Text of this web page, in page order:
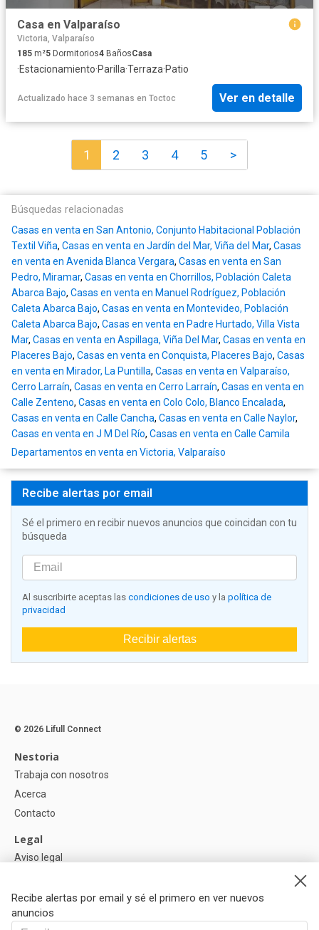
Casa en Valparaíso
Victoria, Valparaíso
185 m²5 Dormitorios4 BañosCasa
·Estacionamiento·Parilla·Terraza·Patio
Actualizado hace 3 semanas en Toctoc Ver en detalle
1 2 3 4 5 >
Búsquedas relacionadas
Casas en venta en San Antonio, Conjunto Habitacional Población
Textil Viña, Casas en venta en Jardín del Mar, Viña del Mar, Casas
en venta en Avenida Blanca Vergara, Casas en venta en San
Pedro, Miramar, Casas en venta en Chorrillos, Población Caleta
Abarca Bajo, Casas en venta en Manuel Rodríguez, Población
Caleta Abarca Bajo, Casas en venta en Montevideo, Población
Caleta Abarca Bajo, Casas en venta en Padre Hurtado, Villa Vista
Mar, Casas en venta en Aspillaga, Viña Del Mar, Casas en venta en
Placeres Bajo, Casas en venta en Conquista, Placeres Bajo, Casas
en venta en Mirador, La Puntilla, Casas en venta en Valparaíso,
Cerro Larraín, Casas en venta en Cerro Larraín, Casas en venta en
Calle Zenteno, Casas en venta en Colo Colo, Blanco Encalada,
Casas en venta en Calle Cancha, Casas en venta en Calle Naylor,
Casas en venta en J M Del Río, Casas en venta en Calle Camila
Departamentos en venta en Victoria, Valparaíso
Recibe alertas por email
Sé el primero en recibir nuevos anuncios que coincidan con tu
búsqueda
Al suscribirte aceptas las condiciones de uso y la política de
privacidad
Recibir alertas
Recibe alertas por email y sé el primero en ver nuevos
anuncios
© 2026 Lifull Connect
Nestoria
Trabaja con nosotros
Acerca
Contacto
Legal
Aviso legal
Política de Cookies
Ayuda